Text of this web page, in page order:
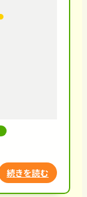
続きを読む